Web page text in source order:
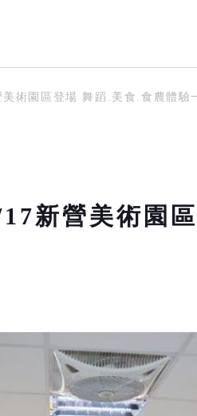
美術園區登場 舞蹈.美食.食農體驗
17新營美術園